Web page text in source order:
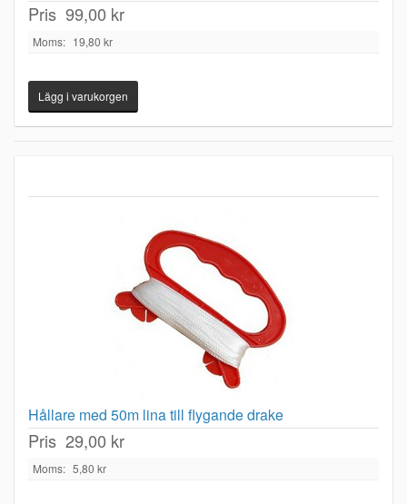
Pris 99,00 kr
Moms: 19,80 kr
Hållare med 50m lina till flygande drake
Pris 29,00 kr
Moms: 5,80 kr